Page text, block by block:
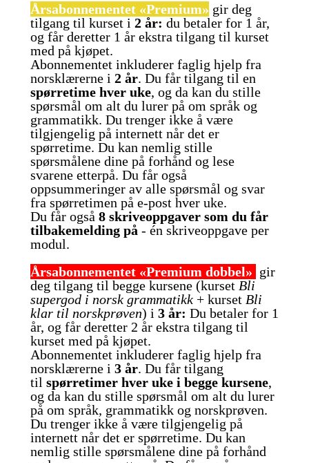
Årsabonnementet «Premium» gir deg
tilgang til kurset i 2 år: du betaler for 1 år,
og får deretter 1 år ekstra tilgang til kurset
med på kjøpet.
Abonnementet inkluderer faglig hjelp fra
norsklærerne i 2 år. Du får tilgang til en
spørretime hver uke, og da kan du stille
spørsmål om alt du lurer på om språk og
grammatikk. Du trenger ikke å være
tilgjengelig på internett når det er
spørretime. Du kan nemlig stille
spørsmålene dine på forhånd og lese
svarene etterpå. Du får også
oppsummeringer av alle spørsmål og svar
fra spørretimen på e-post hver uke.
Du får også 8 skriveoppgaver som du får
tilbakemelding på - én skriveoppgave per
modul.
Årsabonnementet «Premium dobbel» gir
deg tilgang til begge kursene (kurset Bli
supergod i norsk grammatikk + kurset Bli
klar til norskprøven) i 3 år: Du betaler for 1
år, og får deretter 2 år ekstra tilgang til
kurset med på kjøpet.
Abonnementet inkluderer faglig hjelp fra
norsklærerne i 3 år. Du får tilgang
til spørretimer hver uke i begge kursene,
og da kan du stille spørsmål om alt du lurer
på om språk, grammatikk og norskprøven.
Du trenger ikke å være tilgjengelig på
internett når det er spørretime. Du kan
nemlig stille spørsmålene dine på forhånd